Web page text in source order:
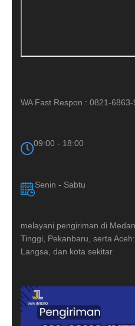
WA Fast Respon : 0821-6863-
09:00 - 18:00
Senin - Sabtu
melayani pengiriman di
Tinggi, Pekanbaru, serta
Langsa, dan kota sekitar